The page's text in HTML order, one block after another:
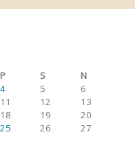
P S
N
4 5
6
11 12
13
18 19
20
25 26
27